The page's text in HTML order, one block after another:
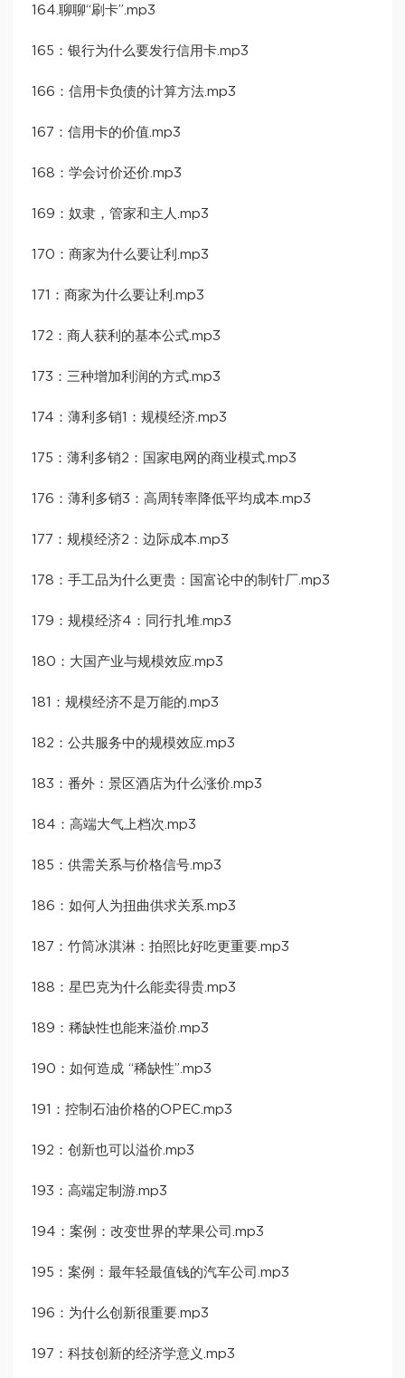
164.聊聊“刷卡”.mp3
165：银行为什么要发行信用卡.mp3
166：信用卡负债的计算方法.mp3
167：信用卡的价值.mp3
168：学会讨价还价.mp3
169：奴隶，管家和主人.mp3
170：商家为什么要让利.mp3
171：商家为什么要让利.mp3
172：商人获利的基本公式.mp3
173：三种增加利润的方式.mp3
174：薄利多销1：规模经济.mp3
175：薄利多销2：国家电网的商业模式.mp3
176：薄利多销3：高周转率降低平均成本.mp3
177：规模经济2：边际成本.mp3
178：手工品为什么更贵：国富论中的制针厂.mp3
179：规模经济4：同行扎堆.mp3
180：大国产业与规模效应.mp3
181：规模经济不是万能的.mp3
182：公共服务中的规模效应.mp3
183：番外：景区酒店为什么涨价.mp3
184：高端大气上档次.mp3
185：供需关系与价格信号.mp3
186：如何人为扭曲供求关系.mp3
187：竹筒冰淇淋：拍照比好吃更重要.mp3
188：星巴克为什么能卖得贵.mp3
189：稀缺性也能来溢价.mp3
190：如何造成 “稀缺性”.mp3
191：控制石油价格的OPEC.mp3
192：创新也可以溢价.mp3
193：高端定制游.mp3
194：案例：改变世界的苹果公司.mp3
195：案例：最年轻最值钱的汽车公司.mp3
196：为什么创新很重要.mp3
197：科技创新的经济学意义.mp3